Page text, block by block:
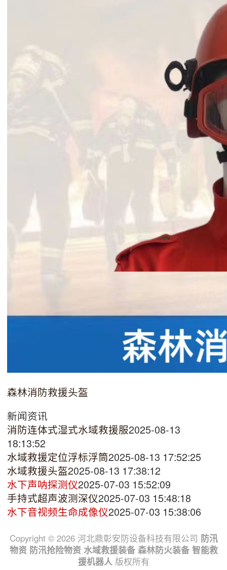
森林消防救援头盔
新闻资讯
消防连体式湿式水域救援服2025-08-13
18:13:52
水域救援定位浮标浮筒2025-08-13 17:52:25
水域救援头盔2025-08-13 17:38:12
水下声呐探测仪2025-07-03 15:52:09
手持式超声波测深仪2025-07-03 15:48:18
水下音视频生命成像仪2025-07-03 15:38:06
Copyright © 2026 河北鼎彰安防设备科技有限公司 防汛
物资 防汛抢险物资 水域救援装备 森林防火装备 智能救
援机器人版权所有